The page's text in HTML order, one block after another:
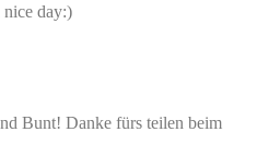
nice day:)
Bunt! Danke fürs teilen beim